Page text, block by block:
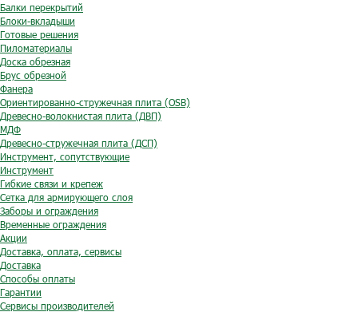
Балки перекрытий
Блоки-вкладыши
Готовые решения
Пиломатериалы
Доска обрезная
Брус обрезной
Фанера
Ориентированно-стружечная плита (OSB)
Древесно-волокнистая плита (ДВП)
МДФ
Древесно-стружечная плита (ДСП)
Инструмент, сопутствующие
Инструмент
Гибкие связи и крепеж
Сетка для армирующего слоя
Заборы и ограждения
Временные ограждения
Акции
Доставка, оплата, сервисы
Доставка
Способы оплаты
Гарантии
Сервисы производителей